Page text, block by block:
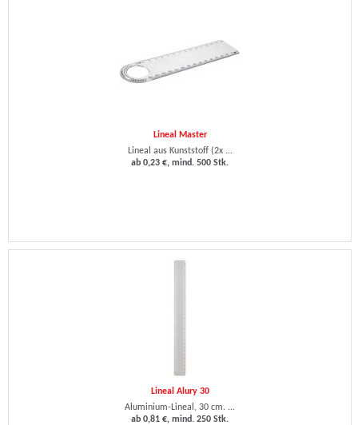
Lineal Master
Lineal aus Kunststoff (2x ...
ab 0,23 €, mind. 500 Stk.
Lineal Alury 30
Aluminium-Lineal, 30 cm. ...
ab 0,81 €, mind. 250 Stk.